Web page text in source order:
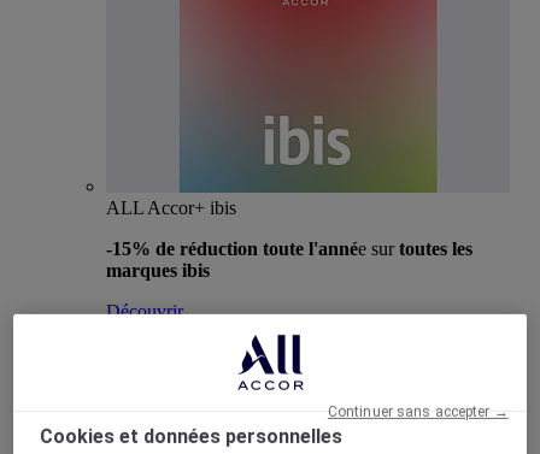
ALL Accor+ ibis
-15% de réduction toute l'année surtoutes les
marques ibis
Découvrir
Activités
Cookies et données personnelles
Continuer sans accepter →